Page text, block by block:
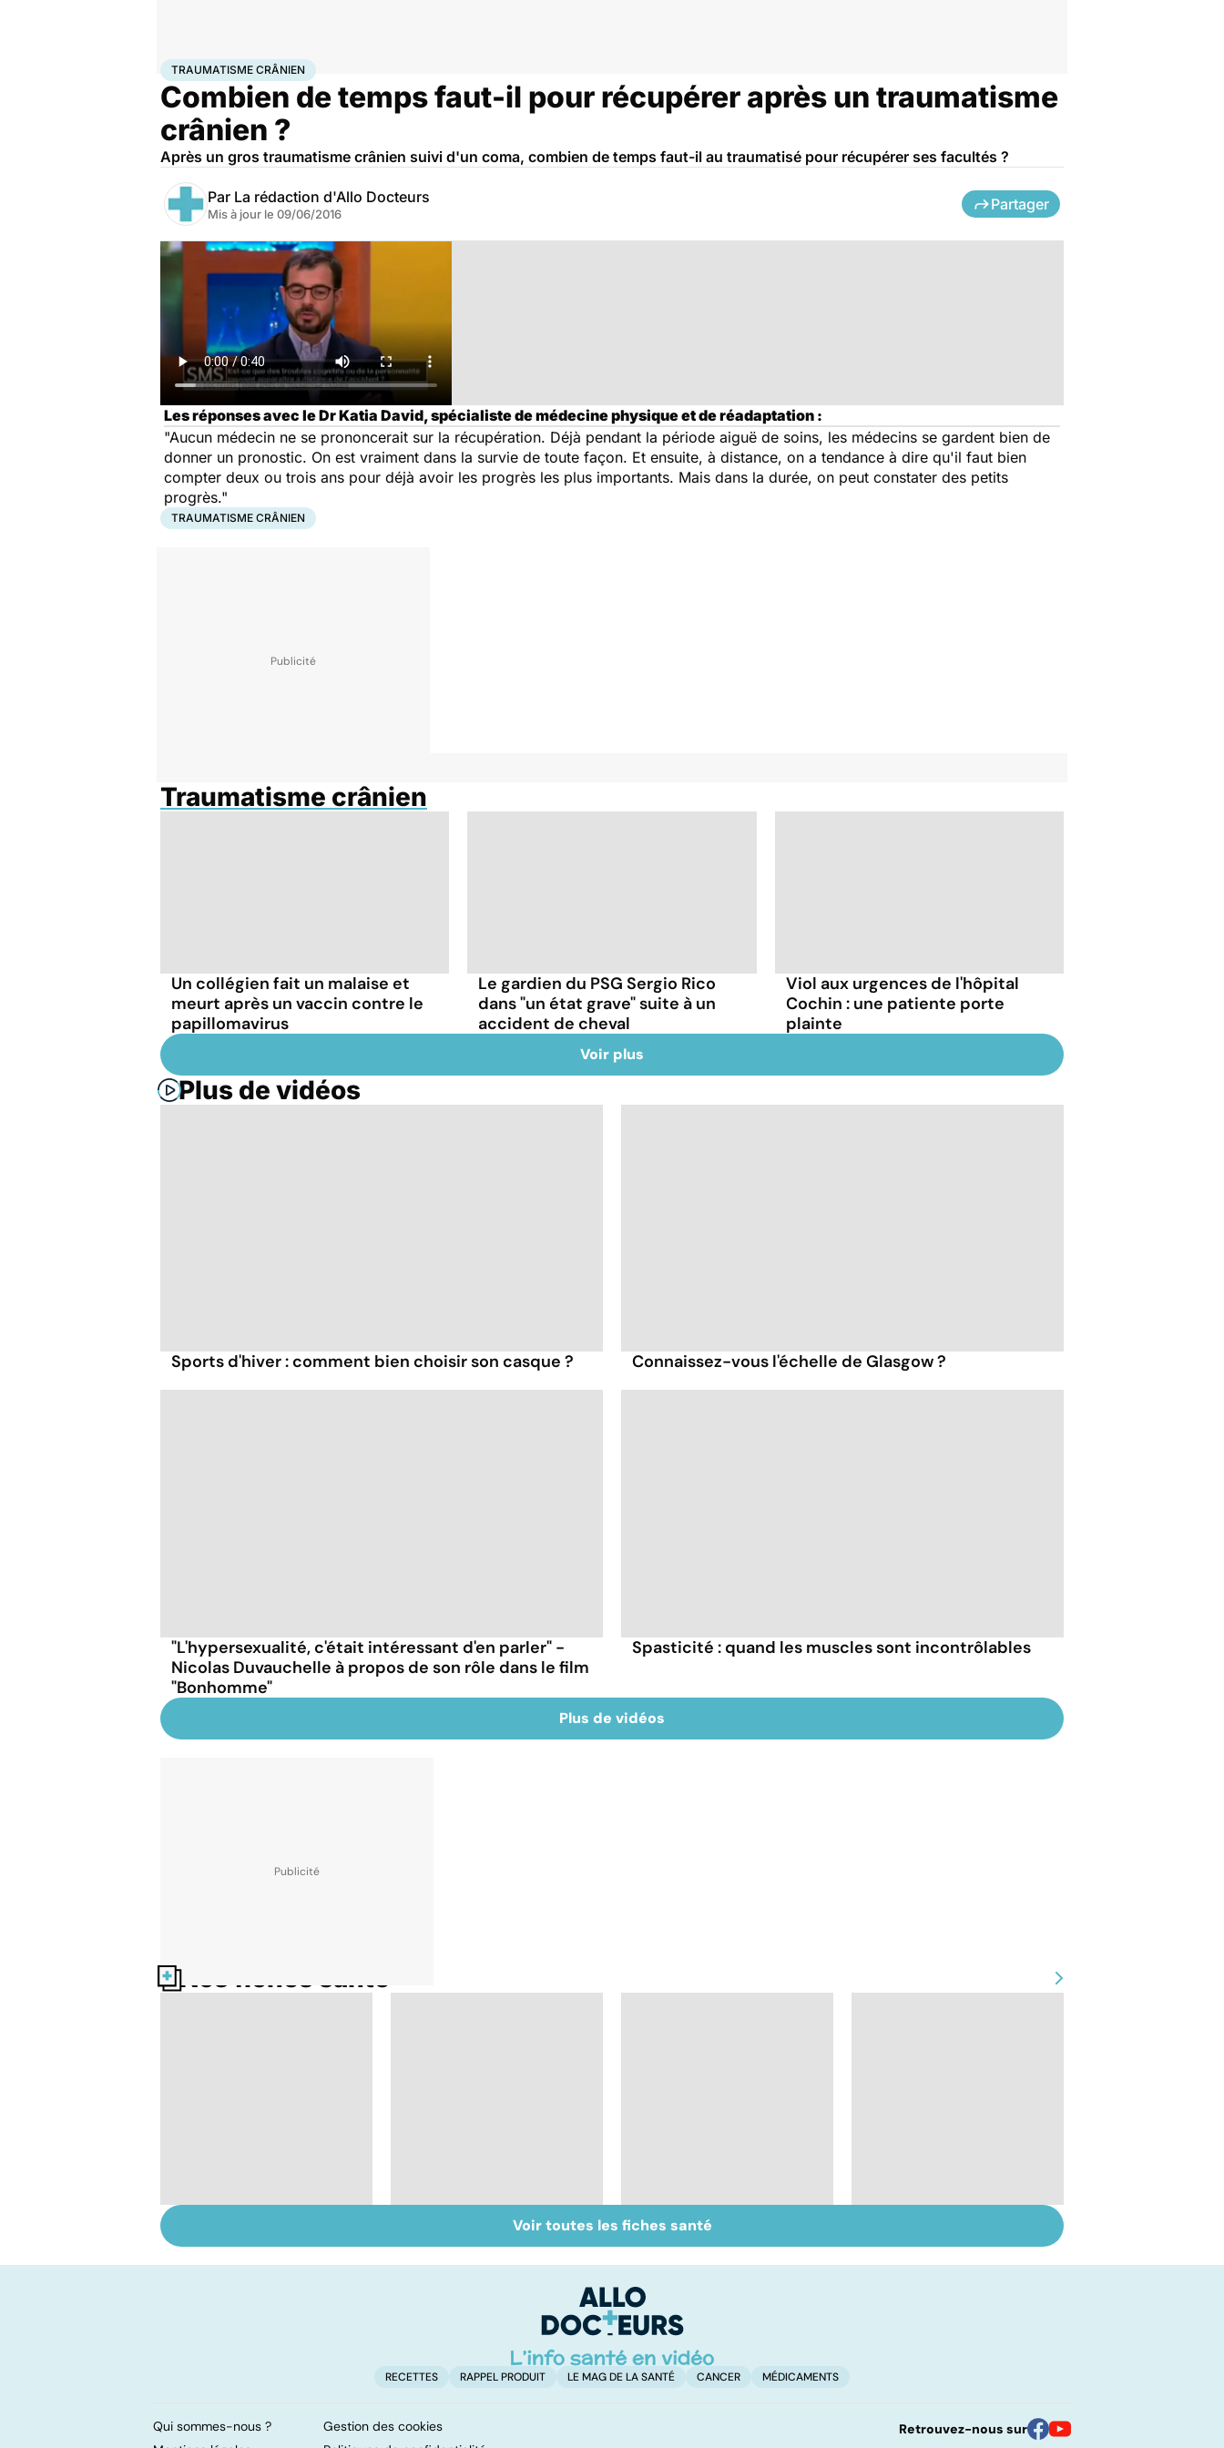
AccueilSantéTraumatisme crânien
TRAUMATISME CRÂNIEN
Combien de temps faut-il pour récupérer après un traumatisme
crânien ?
Après un gros traumatisme crânien suivi d'un coma, combien de temps faut-il au traumatisé pour récupérer ses facultés ?
Par La rédaction d'Allo Docteurs
Mis à jour le 09/06/2016
Partager
Les réponses avec le Dr Katia David, spécialiste de médecine physique et de réadaptation :
"Aucun médecin ne se prononcerait sur la récupération. Déjà pendant la période aiguë de soins, les médecins se gardent bien de
donner un pronostic. On est vraiment dans la survie de toute façon. Et ensuite, à distance, on a tendance à dire qu'il faut bien
compter deux ou trois ans pour déjà avoir les progrès les plus importants. Mais dans la durée, on peut constater des petits
progrès."
TRAUMATISME CRÂNIEN
Traumatisme crânien
Un collégien fait un malaise et
meurt après un vaccin contre le
papillomavirus
Le gardien du PSG Sergio Rico
dans "un état grave" suite à un
accident de cheval
Viol aux urgences de l'hôpital
Cochin : une patiente porte
plainte
Voir plus
Plus de vidéos
Sports d'hiver : comment bien choisir son casque ? Connaissez-vous l'échelle de Glasgow ?
"L'hypersexualité, c'était intéressant d'en parler" -
Nicolas Duvauchelle à propos de son rôle dans le film
"Bonhomme"
Spasticité : quand les muscles sont incontrôlables
Plus de vidéos
Nos fiches santé
syndrome sous-
Tout savoir sur les
infections
Inflammation des
amygdales : que faire
passage à l'acte
Voir toutes les fiches santé
RECETTES RAPPEL PRODUIT LE MAG DE LA SANTÉ CANCER MÉDICAMENTS
Qui sommes-nous ?
Gestion des cookies
Retrouvez-nous sur